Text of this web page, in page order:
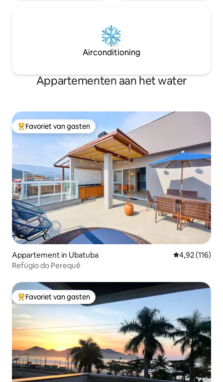
Airconditioning
Appartementen aan het water
Topfavoriet van gasten
Favoriet van gasten
Appartement in Ubatuba Gemiddelde
4,92 (116)
Refúgio do Perequê
Topfavoriet van gasten
Favoriet van gasten